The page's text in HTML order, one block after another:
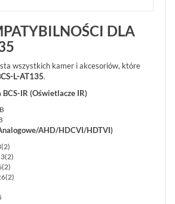
DLA
wszystkich kamer i akcesoriów, które
L-AT135.
IR (Oświetlacze IR)
AHD/HDCVI/HDTVI)